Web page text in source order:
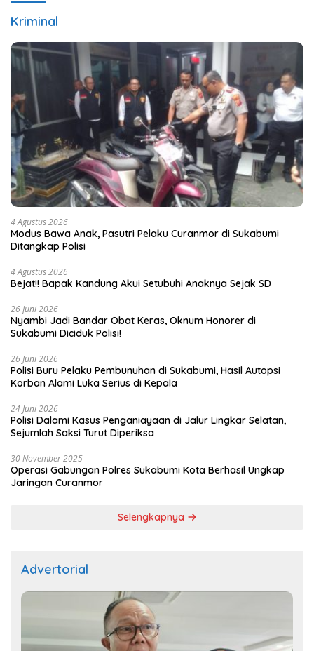
Kriminal
4 Agustus 2026
Modus Bawa Anak, Pasutri Pelaku Curanmor di Sukabumi
Ditangkap Polisi
4 Agustus 2026
Bejat!! Bapak Kandung Akui Setubuhi Anaknya Sejak SD
26 Juni 2026
Nyambi Jadi Bandar Obat Keras, Oknum Honorer di
Sukabumi Diciduk Polisi!
26 Juni 2026
Polisi Buru Pelaku Pembunuhan di Sukabumi, Hasil Autopsi
Korban Alami Luka Serius di Kepala
24 Juni 2026
Polisi Dalami Kasus Penganiayaan di Jalur Lingkar Selatan,
Sejumlah Saksi Turut Diperiksa
30 November 2025
Operasi Gabungan Polres Sukabumi Kota Berhasil Ungkap
Jaringan Curanmor
Selengkapnya
Advertorial